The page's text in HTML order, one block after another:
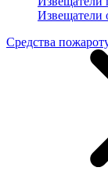
Извещатели
Средства